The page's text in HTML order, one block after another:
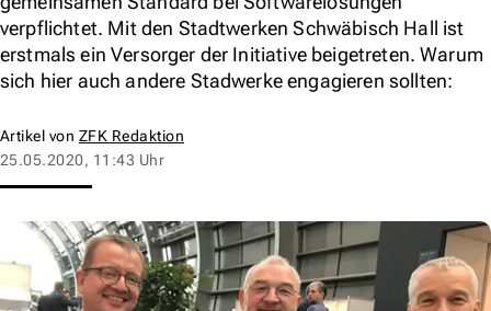
verpflichtet. Mit den Stadtwerken Schwäbisch Hall ist
erstmals ein Versorger der Initiative beigetreten. Warum
sich hier auch andere Stadwerke engagieren sollten:
Artikel von ZFK Redaktion
25.05.2020, 11:43 Uhr